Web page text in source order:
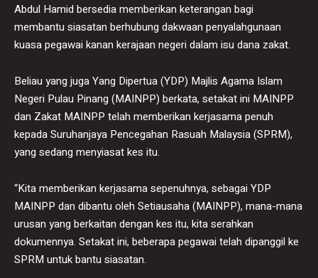
Abdul Hamid bersedia memberikan keterangan bagi
membantu siasatan berhubung dakwaan penyalahgunaan
kuasa pegawai kanan kerajaan negeri dalam isu dana zakat.
Beliau yang juga Yang Dipertua (YDP) Majlis Agama Islam
Negeri Pulau Pinang (MAINPP) berkata, setakat ini MAINPP
dan Zakat MAINPP telah memberikan kerjasama penuh
kepada Suruhanjaya Pencegahan Rasuah Malaysia (SPRM),
yang sedang menyiasat kes itu.
“Kita memberikan kerjasama sepenuhnya, sebagai YDP
MAINPP dan dibantu oleh Setiausaha (MAINPP), mana-mana
urusan yang berkaitan dengan kes itu, kita serahkan
dokumennya. Setakat ini, beberapa pegawai telah dipanggil ke
SPRM untuk bantu siasatan.